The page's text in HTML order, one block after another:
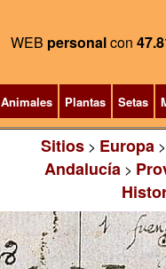
WEB personalcon
Animales Plantas Setas
Sitios> Europa
Andalucía>